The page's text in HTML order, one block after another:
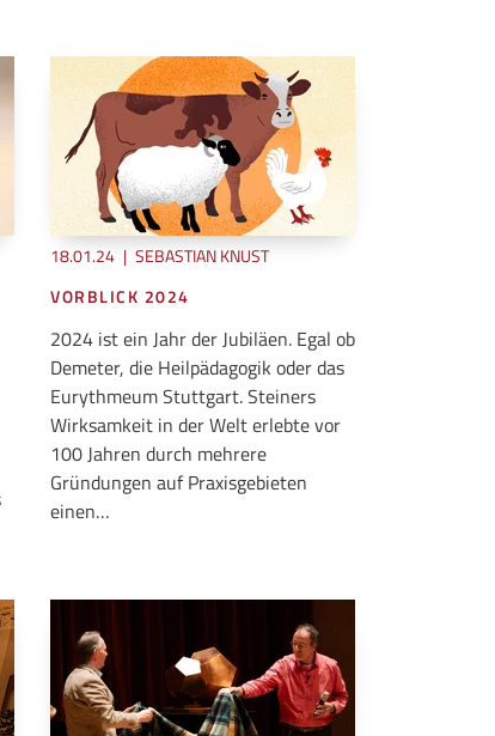
18.01.24 | SEBASTIAN KNUST
VORBLICK 2024
2024 ist ein Jahr der Jubiläen. Egal ob
Demeter, die Heilpädagogik oder das
Eurythmeum Stuttgart. Steiners
Wirksamkeit in der Welt erlebte vor
100 Jahren durch mehrere
Gründungen auf Praxisgebieten
einen…